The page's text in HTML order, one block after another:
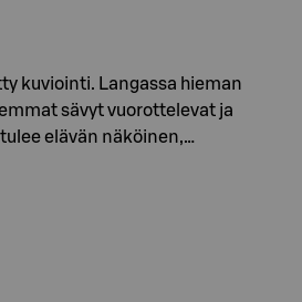
kuviointi. Langassa hieman
sävyt vuorottelevat ja
elävän näköinen,…